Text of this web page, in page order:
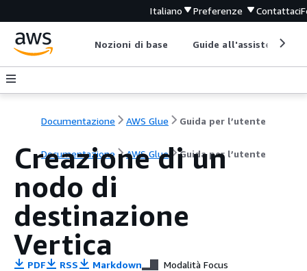
Italiano Preferenze Contattaci
Nozioni di base Guide all'assistenza
Documentazione AWS Glue Guida per l’utente
Documentazione AWS Glue Guida per l’utente
Creazione di un
nodo di
destinazione
Vertica
PDF RSS Markdown Modalità Focus